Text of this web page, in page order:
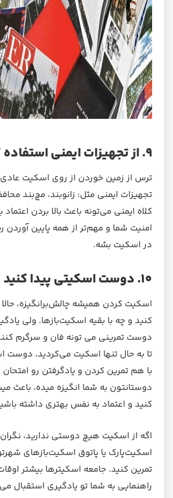
۹. از تجهیزات ایمنی استفاده کنید
ترس از زمین خوردن از روی اسکیت عادی
تجهیزات ایمنی مثل: زانوبند، مچ‌بند
کلاه ایمنی می‌تونه باعث بالا بردن
امنیت شما و مهم‌تر از همه پایین
در اسکیت بشه.
۱۰. دوست اسکیتی پیدا کنید
اسکیت کردن همیشه چالش‌برانگیزه،
کنید و چه با بقیه اسکیت‌بازها. ولی
دوست تمرینی می تونه فان و سرگرم
تا به حال تنها اسکیت می‌کردید، دوست
با هم تمرین کردن و یادگرفتن رو
دوستانتون به شما انگیزه میده، باعث
کنید و اعتماد به نفس بهتری داشته
اگه از اسکیت هیچ دوستی ندارید،
اسکیت‌پارک یا پاتوق اسکیت‌بازهای
تمرین کنید. جامعه اسکیترها بیشتر
راهنمایی به شما تو یادگیری استقبال